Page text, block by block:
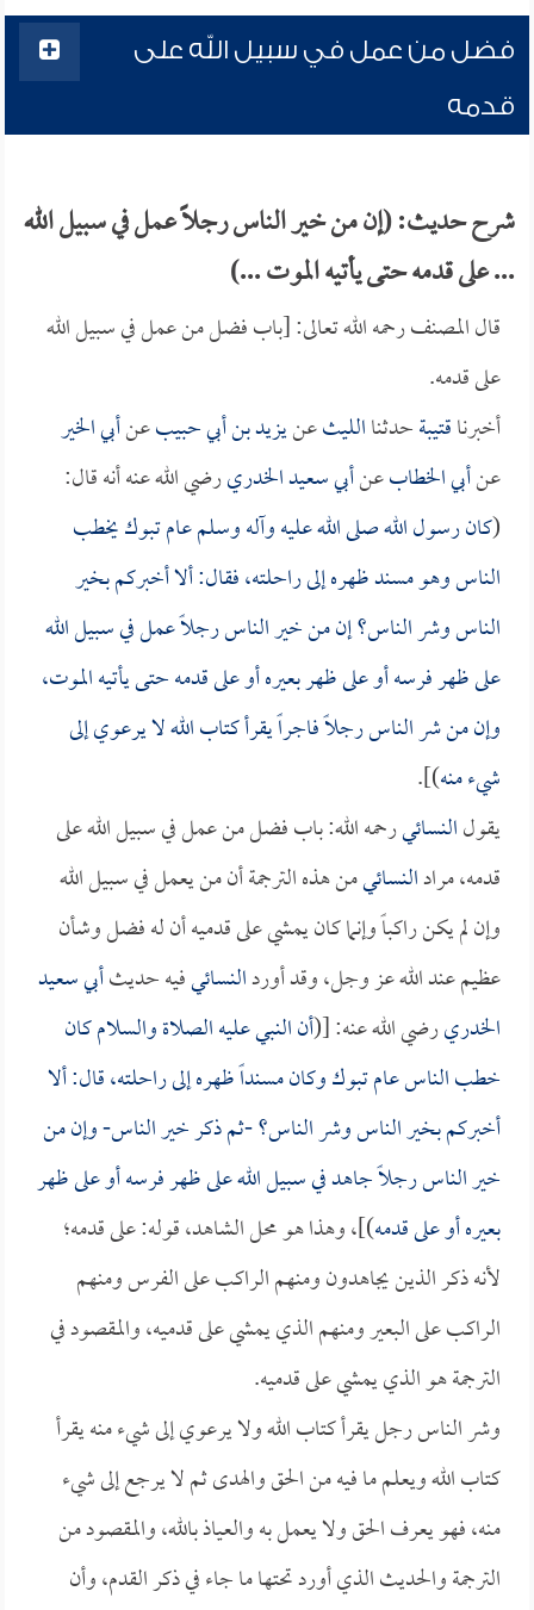
فضل من عمل في سبيل الله على
قدمه
شرح حديث: (إن من خير الناس رجلاً عمل في سبيل الله
... على قدمه حتى يأتيه الموت ...)
قال المصنف رحمه الله تعالى: [باب فضل من عمل في سبيل الله
على قدمه.
أخبرناقتيبةحدثناالليثعنيزيد بن أبي حبيبعنأبي الخير
عنأبي الخطابعنأبي سعيد الخدريرضي الله عنه أنه قال:
(كان رسول الله صلى الله عليه وآله وسلم عام تبوك يخطب
الناس وهو مسند ظهره إلى راحلته، فقال: ألا أخبركم بخير
الناس وشر الناس؟ إن من خير الناس رجلاً عمل في سبيل الله
على ظهر فرسه أو على ظهر بعيره أو على قدمه حتى يأتيه الموت،
وإن من شر الناس رجلاً فاجراً يقرأ كتاب الله لا يرعوي إلى
شيء منه)].
يقولالنسائيرحمه الله: باب فضل من عمل في سبيل الله على
قدمه، مرادالنسائيمن هذه الترجمة أن من يعمل في سبيل الله
وإن لم يكن راكباً وإنما كان يمشي على قدميه أن له فضل وشأن
عظيم عند الله عز وجل، وقد أوردالنسائيفيه حديثأبي سعيد
الخدريرضي الله عنه: [(أن النبي عليه الصلاة والسلام كان
خطب الناس عام تبوك وكان مسنداً ظهره إلى راحلته، قال: ألا
أخبركم بخير الناس وشر الناس؟ -ثم ذكر خير الناس- وإن من
خير الناس رجلاً جاهد في سبيل الله على ظهر فرسه أو على ظهر
بعيره أو على قدمه)]، وهذا هو محل الشاهد، قوله: على قدمه؛
لأنه ذكر الذين يجاهدون ومنهم الراكب على الفرس ومنهم
الراكب على البعير ومنهم الذي يمشي على قدميه، والمقصود في
الترجمة هو الذي يمشي على قدميه.
وشر الناس رجل يقرأ كتاب الله ولا يرعوي إلى شيء منه يقرأ
كتاب الله ويعلم ما فيه من الحق والهدى ثم لا يرجع إلى شيء
منه، فهو يعرف الحق ولا يعمل به والعياذ بالله، والمقصود من
الترجمة والحديث الذي أورد تحتها ما جاء في ذكر القدم، وأن